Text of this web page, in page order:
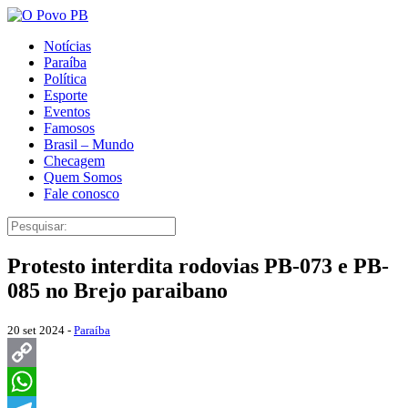
Notícias
Paraíba
Política
Esporte
Eventos
Famosos
Brasil – Mundo
Checagem
Quem Somos
Fale conosco
Protesto interdita rodovias PB-073 e PB-
085 no Brejo paraibano
20 set 2024 - Paraíba
Copy